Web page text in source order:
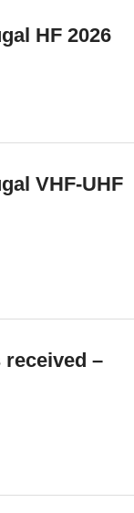
HF 2026
VHF-UHF
–